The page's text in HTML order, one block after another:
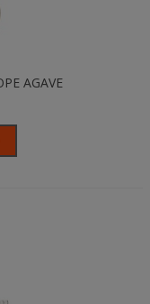
AGAVE